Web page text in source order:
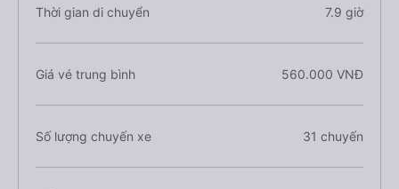
Thời gian di chuyển 7.9 giờ
Giá vé trung bình 560.000 VNĐ
Số lượng chuyến xe 31 chuyến